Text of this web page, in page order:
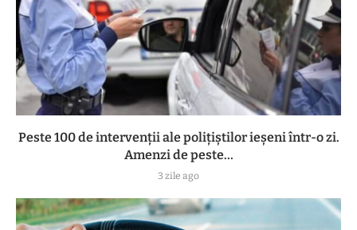
Peste 100 de intervenții ale polițiștilor ieșeni într-o zi.
Amenzi de peste...
3 zile ago